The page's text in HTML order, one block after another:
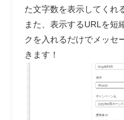
た文字数を表示してくれ
また、表示するURLを短
クを入れるだけでメッセ
きます！